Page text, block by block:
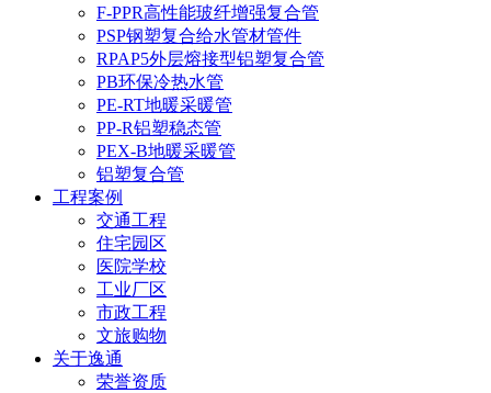
F-PPR高性能玻纤增强复合管
PSP钢塑复合给水管材管件
RPAP5外层熔接型铝塑复合管
PB环保冷热水管
PE-RT地暖采暖管
PP-R铝塑稳态管
PEX-B地暖采暖管
铝塑复合管
工程案例
交通工程
住宅园区
医院学校
工业厂区
市政工程
文旅购物
关于逸通
荣誉资质